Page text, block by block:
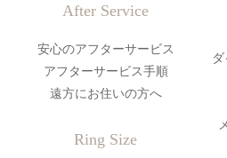
After Service
安心のアフターサービス
アフターサービス手順
遠方にお住いの方へ
Ring Size